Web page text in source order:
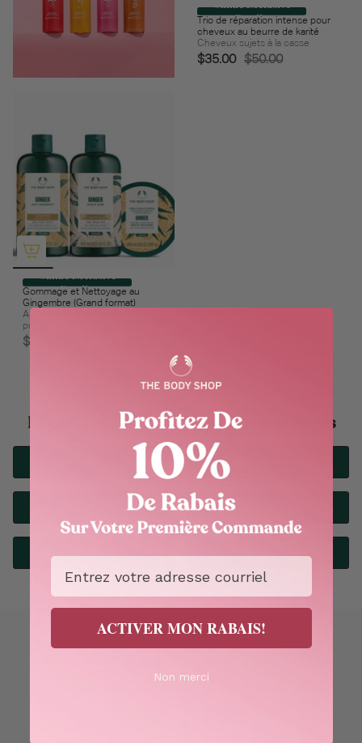
Online Exclusive
Bundle
Trio de réparation intense pour
cheveux au beurre de karité
Cheveux sujets à la casse
$35.00 $50.00
Online Exclusive
Bundle
Gommage et Nettoyage au
Gingembre (Grand format)
Apaise votre cuir chevelu en
profondeur
$63.00
Découvrez nos produits les plus populaires
Soins capillaires
Email
ACTIVER MON RABAIS!
Non merci